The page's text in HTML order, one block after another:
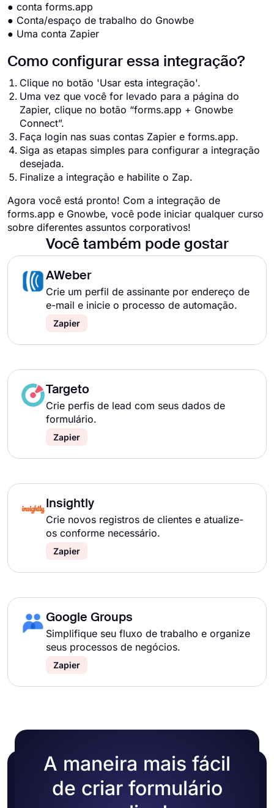
● conta forms.app
● Conta/espaço de trabalho do Gnowbe
● Uma conta Zapier
Como configurar essa integração?
Clique no botão 'Usar esta integração'.
Uma vez que você for levado para a página do
Zapier, clique no botão “forms.app + Gnowbe
Connect”.
Faça login nas suas contas Zapier e forms.app.
Siga as etapas simples para configurar a integração
desejada.
Finalize a integração e habilite o Zap.
Agora você está pronto! Com a integração de
forms.app e Gnowbe, você pode iniciar qualquer curso
sobre diferentes assuntos corporativos!
Você também pode gostar
AWeber
Crie um perfil de assinante por endereço de
e-mail e inicie o processo de automação.
Zapier
Targeto
Crie perfis de lead com seus dados de
formulário.
Zapier
Insightly
Crie novos registros de clientes e atualize-
os conforme necessário.
Zapier
Google Groups
Simplifique seu fluxo de trabalho e organize
seus processos de negócios.
Zapier
A maneira mais fácil
de criar formulário